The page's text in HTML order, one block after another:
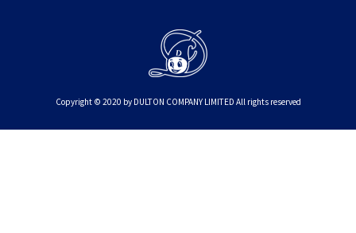
Copyright © 2020 by DULTON COMPANY LIMITED All rights reserved